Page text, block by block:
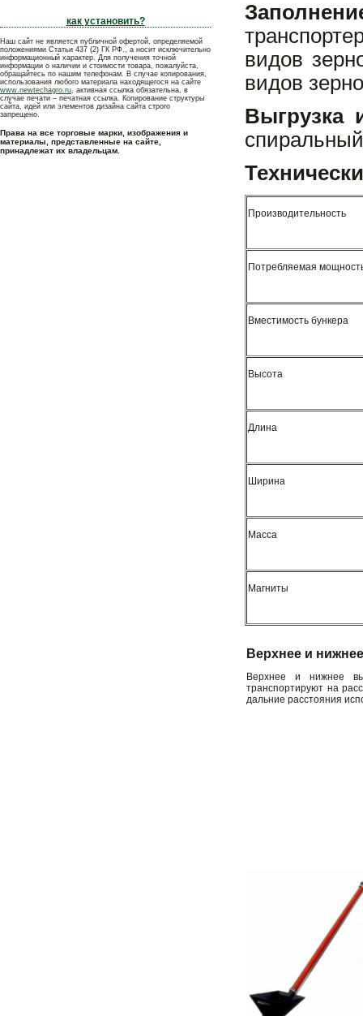
как установить?
Наш сайт не является публичной офертой, определяемой
положениями Статьи 437 (2) ГК РФ., а носит исключительно
информационный характер. Для получения точной
информации о наличии и стоимости товара, пожалуйста,
обращайтесь по нашим телефонам. В случае копирования,
использования любого материала находящегося на сайте
www.newtechagro.ru, активная ссылка обязательна, в
случае печати – печатная ссылка. Копирование структуры
сайта, идей или элементов дизайна сайта строго
запрещено.
Права на все торговые марки, изображения и
материалы, представленные на сайте,
принадлежат их владельцам.
видов
видов
Выгрузка
Производительность
Потребляемая
Вместимость бункера
Высота
Длина
Ширина
Масса
Магниты
Верхнее и
Верхнее и нижнее
транспортируют на
дальние расстояния